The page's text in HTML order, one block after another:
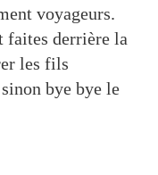
voyageurs.
faites derrière la
les fils
bye bye le